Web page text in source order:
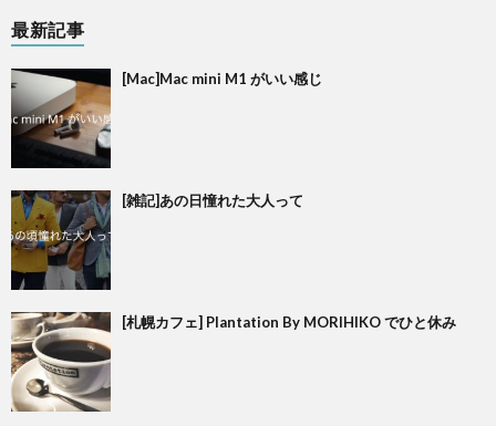
最新記事
[Mac]Mac mini M1 がいい感じ
[雑記]あの日憧れた大人って
[札幌カフェ] Plantation By MORIHIKO でひと休み